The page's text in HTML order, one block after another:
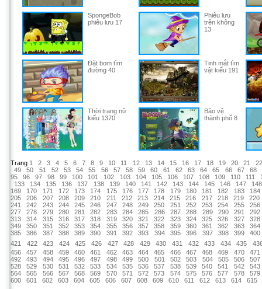
SpongeBob
phiêu lưu 17
Phiêu lưu
trên không
13
Đặt bom tìm
đường 40
Tinh mắt tìm
vật kiểu 191
Thời trang nữ
kiểu 1370
Bảo vệ
thành phố 8
Trang 1 2 3 4 5 6 7 8 9 10 11 12 13 14 15 16 17 18 19 20 21
22
49
50 51 52 53 54 55 56 57 58 59 60 61 62 63 64 65 66 67
68
95
96 97 98 99 100 101 102 103 104 105 106 107 108 109 110 111
133
134 135 136 137 138 139 140 141 142 143 144 145 146 147
148
169
170 171 172 173 174 175 176 177 178 179 180 181 182 183
184
205
206 207 208 209 210 211 212 213 214 215 216 217 218 219
220
241
242 243 244 245 246 247 248 249 250 251 252 253 254 255
256
277
278 279 280 281 282 283 284 285 286 287 288 289 290 291
292
313
314 315 316 317 318 319 320 321 322 323 324 325 326 327
328
349
350 351 352 353 354 355 356 357 358 359 360 361 362 363
364
385
386 387 388 389 390 391 392 393 394 395 396 397 398 399
400
421
422 423 424 425 426 427 428 429 430 431 432 433 434 435
456
457 458 459 460 461 462 463 464 465 466 467 468 469 470
471
492
493 494 495 496 497 498 499 500 501 502 503 504 505 506
507
528
529 530 531 532 533 534 535 536 537 538 539 540 541 542
543
564
565 566 567 568 569 570 571 572 573 574 575 576 577 578
579
600
601 602 603 604 605 606 607 608 609 610 611 612 613 614 615